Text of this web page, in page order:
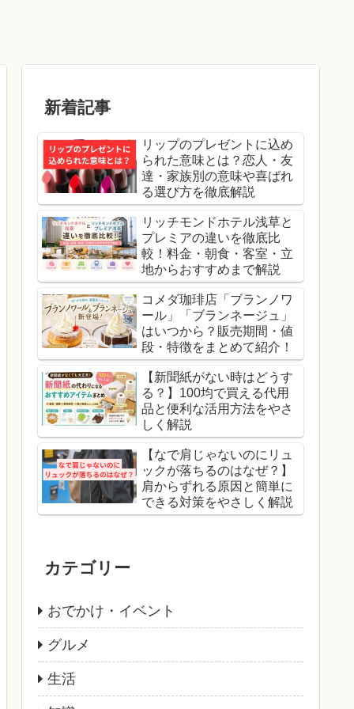
新着記事
リップのプレゼントに込め
られた意味とは？恋人・友
達・家族別の意味や喜ばれ
る選び方を徹底解説
リッチモンドホテル浅草と
プレミアの違いを徹底比
較！料金・朝食・客室・立
地からおすすめまで解説
コメダ珈琲店「ブランノワ
ール」「ブランネージュ」
はいつから？販売期間・値
段・特徴をまとめて紹介！
【新聞紙がない時はどうす
る？】100均で買える代用
品と便利な活用方法をやさ
しく解説
【なで肩じゃないのにリュ
ックが落ちるのはなぜ？】
肩からずれる原因と簡単に
できる対策をやさしく解説
カテゴリー
おでかけ・イベント
グルメ
生活